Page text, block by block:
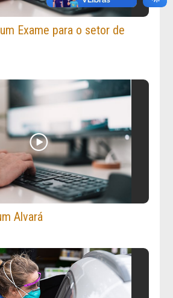
Exame para o setor de
Alvará